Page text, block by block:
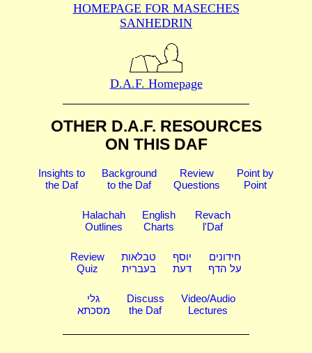
HOMEPAGE FOR MASECHES
SANHEDRIN
D.A.F. Homepage
OTHER D.A.F. RESOURCES
ON THIS DAF
Insights to
the Daf
Background
to the Daf
Review
Questions
Point by
Point
Halachah
Outlines
English
Charts
Revach
l'Daf
Review
Quiz
טבלאות
בעברית
יוסף
דעת
חידונים
על הדף
גלי
מסכתא
Discuss
the Daf
Video/Audio
Lectures